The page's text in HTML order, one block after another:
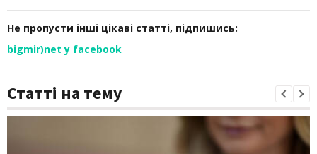
Не пропусти інші цікаві статті, підпишись:
bigmir)net у facebook
Статті на тему